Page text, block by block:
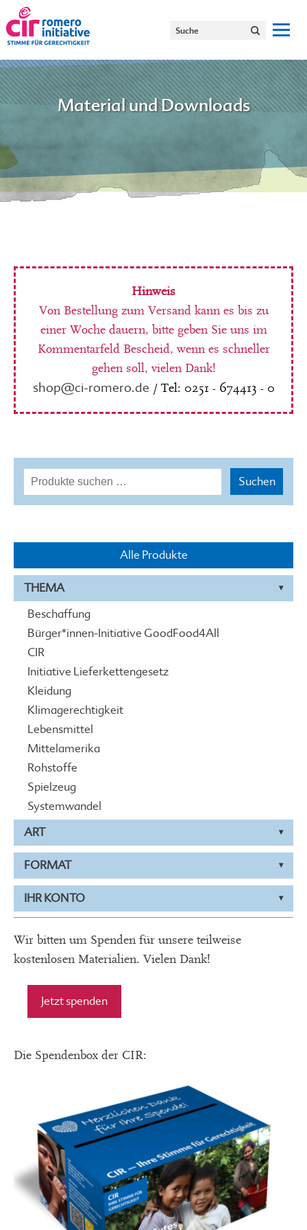
Material und Downloads
Hinweis
Von Bestellung zum Versand kann es bis zu
einer Woche dauern, bitte geben Sie uns im
Kommentarfeld Bescheid, wenn es schneller
gehen soll, vielen Dank!
shop@ci-romero.de / Tel: 0251 - 674413 - 0
Suchen
nach:
Suchen
Alle Produkte
THEMA
Beschaffung
Bürger*innen-Initiative GoodFood4All
CIR
Initiative Lieferkettengesetz
Kleidung
Klimagerechtigkeit
Lebensmittel
Mittelamerika
Rohstoffe
Spielzeug
Systemwandel
ART
FORMAT
IHR KONTO
Wir bitten um Spenden für unsere teilweise
kostenlosen Materialien. Vielen Dank!
Jetzt spenden
Die Spendenbox der CIR: